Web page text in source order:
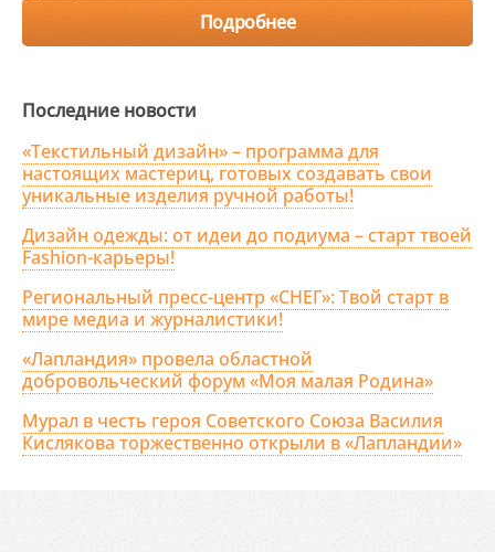
Подробнее
Последние новости
«Текстильный дизайн» – программа для
настоящих мастериц, готовых создавать свои
уникальные изделия ручной работы!
Дизайн одежды: от идеи до подиума – старт твоей
Fashion-карьеры!
Региональный пресс-центр «СНЕГ»: Твой старт в
мире медиа и журналистики!
«Лапландия» провела областной
добровольческий форум «Моя малая Родина»
Мурал в честь героя Советского Союза Василия
Кислякова торжественно открыли в «Лапландии»